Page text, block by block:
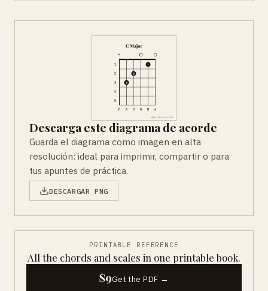
Descarga este diagrama de acorde
Guarda el diagrama como imagen en alta
resolución: ideal para imprimir, compartir o para
tus apuntes de práctica.
DESCARGAR PNG
PRINTABLE REFERENCE
All the chords and scales in one printable book.
$9Get the PDF →